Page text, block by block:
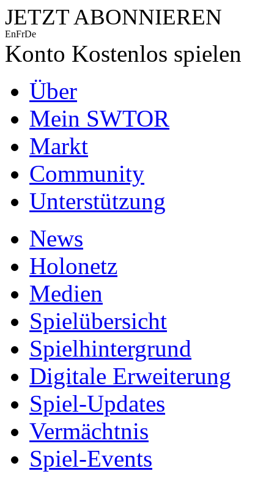
JETZT ABONNIEREN
EnFrDe
Konto Kostenlos spielen
Über
Mein SWTOR
Markt
Community
Unterstützung
News
Holonetz
Medien
Spielübersicht
Spielhintergrund
Digitale Erweiterung
Spiel-Updates
Vermächtnis
Spiel-Events